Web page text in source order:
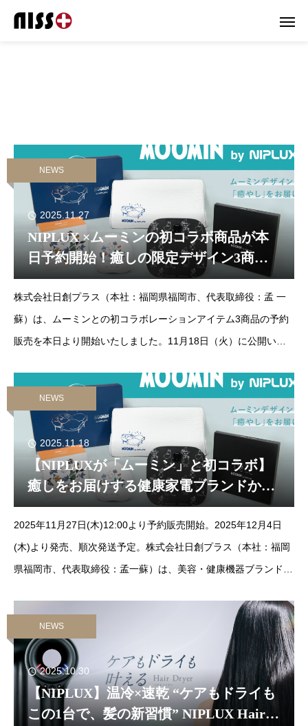
NEWS
2025.11.27
NIPLUX ×ムーミンの初コラボ商品が本
日予約開始！癒しの限定デザイン3商品
がラインアップ
株式会社日創プラス（本社：福岡県福岡市、代表取締役：孟 一
蘇）は、ムーミンとの初コラボレーションアイテム3商品の予約
販売を本日より開始いたしました。11月18日（火）に公開いた
き、改めて大きな関心を
NEWS
2025.11.18
【NIPLUXが「ムーミン」と初コラボ】
癒しをお届けする健康家電ブランドから
3商品のムーミン限定デザインが発売決
定！
2025年11月27日(木)12:00より予約販売開始。2025年12月4日
(木)より発売、順次発送予定。株式会社日創プラス（本社：福岡
県福岡市、代表取締役：孟一蘇）は、美容・健康機器ブランド
定した
NEWS
2025.10.30
【NIPLUX】温冷×速乾 “ケアもドライも
この1台で、髪の新習慣” NIPLUX Hair